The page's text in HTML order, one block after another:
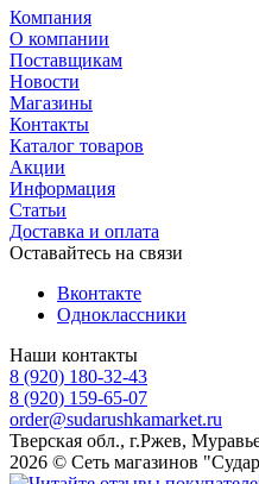
Компания
О компании
Поставщикам
Новости
Магазины
Контакты
Каталог товаров
Акции
Информация
Статьи
Доставка и оплата
Оставайтесь на связи
Вконтакте
Одноклассники
Наши контакты
8 (920) 180-32-43
8 (920) 159-65-07
order@sudarushkamarket.ru
Тверская обл., г.Ржев,
2026 © Сеть магазинов